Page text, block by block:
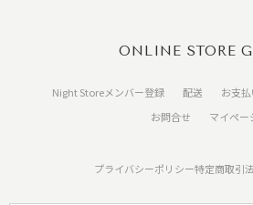
ONLINE STORE
Night Storeメンバー登録 配送 お支払
お問合せ
マイペー
プライバシーポリシー特定商取引